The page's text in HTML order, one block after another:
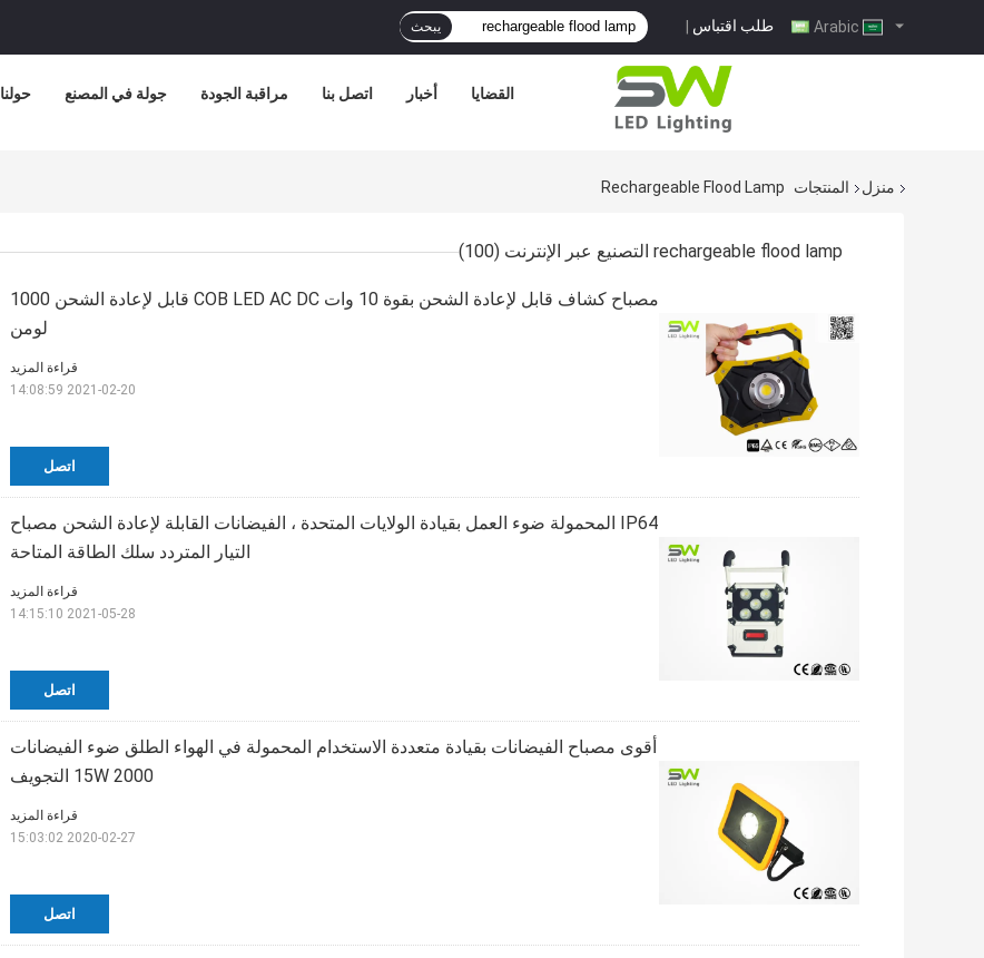
طلب اقتباس | يبحث
حولنا جولة في المصنع مراقبة الجودة اتصل بنا أخبار القضايا
منزل المنتجات Rechargeable Flood Lamp
rechargeable flood lamp التصنيع عبر الإنترنت (100)
مصباح كشاف قابل لإعادة الشحن بقوة 10 وات COB LED AC DC قابل لإعادة الشحن 1000
لومن
اتصل
قراءة المزيد
2021-02-20 14:08:59
IP64 المحمولة ضوء العمل بقيادة الولايات المتحدة ، الفيضانات القابلة لإعادة الشحن مصباح
التيار المتردد سلك الطاقة المتاحة
اتصل
قراءة المزيد
2021-05-28 14:15:10
أقوى مصباح الفيضانات بقيادة متعددة الاستخدام المحمولة في الهواء الطلق ضوء الفيضانات
15W 2000 التجويف
اتصل
قراءة المزيد
2020-02-27 15:03:02